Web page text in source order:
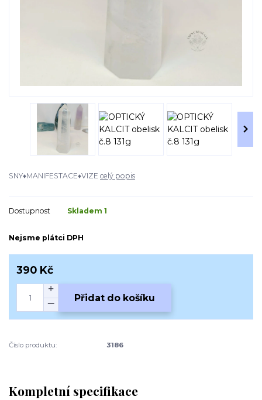
SNY♦MANIFESTACE♦VIZE celý popis
Dostupnost Skladem 1
Nejsme plátci DPH
390 Kč
Přidat do košíku
Číslo produktu: 3186
Kompletní specifikace